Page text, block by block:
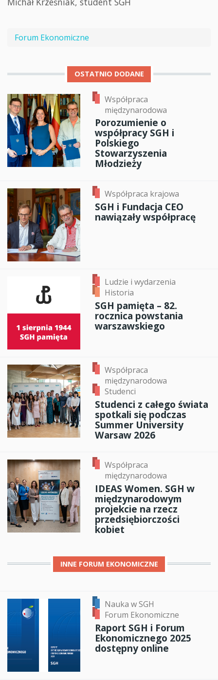
Forum Ekonomiczne
OSTATNIO DODANE
Współpraca
międzynarodowa
Porozumienie o
współpracy SGH i
Polskiego
Stowarzyszenia
Młodzieży
Współpraca krajowa
SGH i Fundacja CEO
nawiązały współpracę
Ludzie i wydarzenia
Historia
SGH pamięta – 82.
rocznica powstania
warszawskiego
Współpraca
międzynarodowa
Studenci
Studenci z całego świata
spotkali się podczas
Summer University
Warsaw 2026
Współpraca
międzynarodowa
IDEAS Women. SGH w
międzynarodowym
projekcie na rzecz
przedsiębiorczości
kobiet
INNE FORUM EKONOMICZNE
Nauka w SGH
Forum Ekonomiczne
Raport SGH i Forum
Ekonomicznego 2025
dostępny online